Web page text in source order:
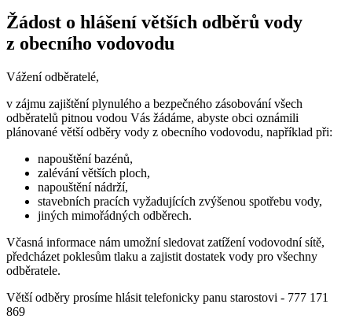
Žádost o hlášení větších odběrů vody
z obecního vodovodu
Vážení odběratelé,
v zájmu zajištění plynulého a bezpečného zásobování všech
odběratelů pitnou vodou Vás žádáme, abyste obci oznámili
plánované větší odběry vody z obecního vodovodu, například při:
napouštění bazénů,
zalévání větších ploch,
napouštění nádrží,
stavebních pracích vyžadujících zvýšenou spotřebu vody,
jiných mimořádných odběrech.
Včasná informace nám umožní sledovat zatížení vodovodní sítě,
předcházet poklesům tlaku a zajistit dostatek vody pro všechny
odběratele.
Větší odběry prosíme hlásit telefonicky panu starostovi - 777 171
869